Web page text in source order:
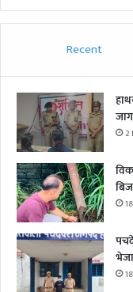
Recent
2